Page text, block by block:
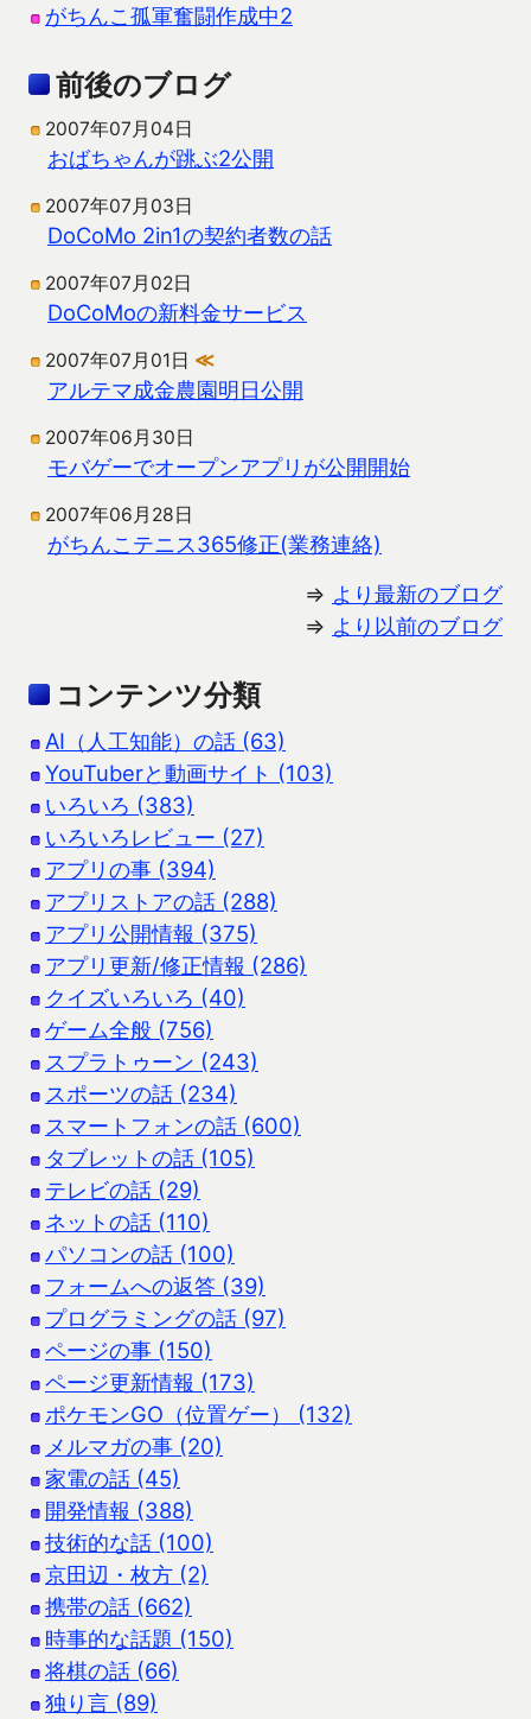
がちんこ孤軍奮闘作成中2
前後のブログ
2007年07月04日
おばちゃんが跳ぶ2公開
2007年07月03日
DoCoMo 2in1の契約者数の話
2007年07月02日
DoCoMoの新料金サービス
2007年07月01日 ≪
アルテマ成金農園明日公開
2007年06月30日
モバゲーでオープンアプリが公開開始
2007年06月28日
がちんこテニス365修正(業務連絡)
⇒ より最新のブログ
⇒ より以前のブログ
コンテンツ分類
AI（人工知能）の話 (63)
YouTuberと動画サイト (103)
いろいろ (383)
いろいろレビュー (27)
アプリの事 (394)
アプリストアの話 (288)
アプリ公開情報 (375)
アプリ更新/修正情報 (286)
クイズいろいろ (40)
ゲーム全般 (756)
スプラトゥーン (243)
スポーツの話 (234)
スマートフォンの話 (600)
タブレットの話 (105)
テレビの話 (29)
ネットの話 (110)
パソコンの話 (100)
フォームへの返答 (39)
プログラミングの話 (97)
ページの事 (150)
ページ更新情報 (173)
ポケモンGO（位置ゲー） (132)
メルマガの事 (20)
家電の話 (45)
開発情報 (388)
技術的な話 (100)
京田辺・枚方 (2)
携帯の話 (662)
時事的な話題 (150)
将棋の話 (66)
独り言 (89)